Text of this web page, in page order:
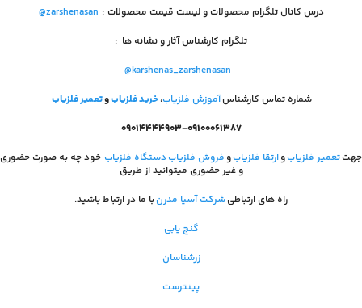
درس کانال تلگرام محصولات و لیست قیمت محصولات :
@zarshenasan
تلگرام کارشناس آثار و نشانه ها :
@karshenas_zarshenasan
شماره تماس کارشناسآموزش فلزیاب،خرید فلزیابوتعمیر فلزیاب
۰۹۰۱۴۴۴۴۹۰۳-۰۹۱۰۰۰۶۱۳۸۷
جهتتعمیر فلزیابوارتقا فلزیابوفروش فلزیابدستگاه فلزیاب خود چه به صورت حضوری
و غیر حضوری میتوانید از طریق
راه های ارتباطیشرکت آسیا مدرنبا ما در ارتباط باشید.
گنج یابی
زرشناسان
پینترست